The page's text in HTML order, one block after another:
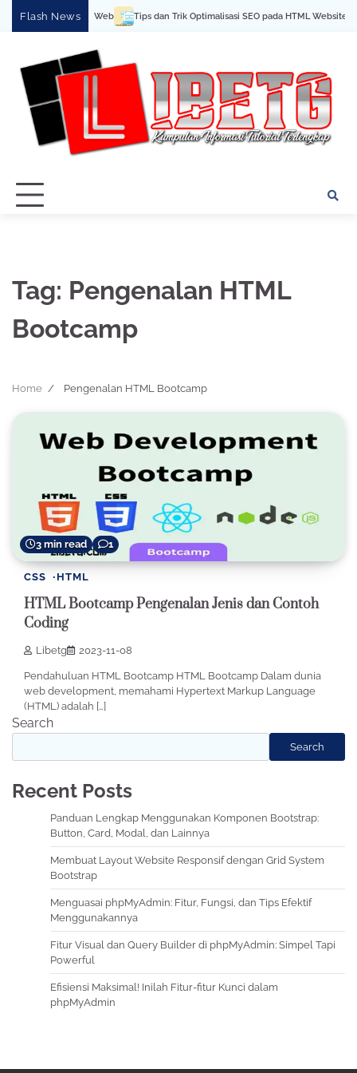
Flash News
Buat Halaman Web Tips dan Trik Optimalisasi SEO pada HTML Website
Tag: Pengenalan HTML
Bootcamp
Home Pengenalan HTML Bootcamp
3 min read 1
CSS HTML
HTML Bootcamp Pengenalan Jenis dan Contoh
Coding
Libetg 2023-11-08
Pendahuluan HTML Bootcamp HTML Bootcamp Dalam dunia
web development, memahami Hypertext Markup Language
(HTML) adalah […]
Search
Search
Recent Posts
Panduan Lengkap Menggunakan Komponen Bootstrap:
Button, Card, Modal, dan Lainnya
Membuat Layout Website Responsif dengan Grid System
Bootstrap
Menguasai phpMyAdmin: Fitur, Fungsi, dan Tips Efektif
Menggunakannya
Fitur Visual dan Query Builder di phpMyAdmin: Simpel Tapi
Powerful
Efisiensi Maksimal! Inilah Fitur-fitur Kunci dalam
phpMyAdmin